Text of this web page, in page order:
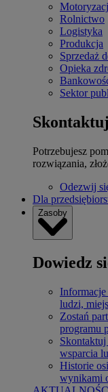
Rolnictwo
Logistyka
Produkcja
Sprzedaż
Opieka
Sektor
Potrzebujesz
rozwiązania,
Odezwij
Dla
Zasoby
Dowiedz
Informacje
ludzi,
Zostań
programu
Skontaktuj
wsparcia
Historie
wynikami